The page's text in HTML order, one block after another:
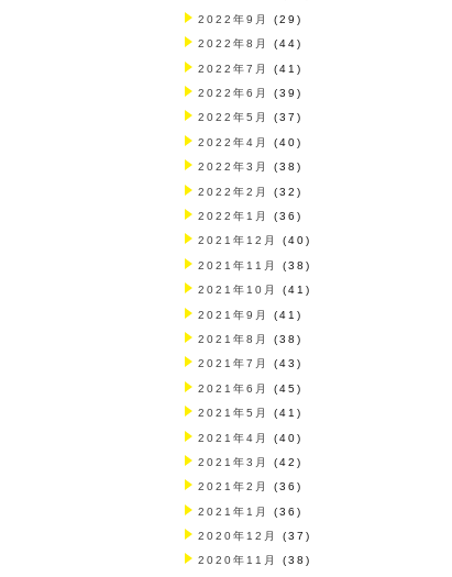
2022年9月 (29)
2022年8月 (44)
2022年7月 (41)
2022年6月 (39)
2022年5月 (37)
2022年4月 (40)
2022年3月 (38)
2022年2月 (32)
2022年1月 (36)
2021年12月 (40)
2021年11月 (38)
2021年10月 (41)
2021年9月 (41)
2021年8月 (38)
2021年7月 (43)
2021年6月 (45)
2021年5月 (41)
2021年4月 (40)
2021年3月 (42)
2021年2月 (36)
2021年1月 (36)
2020年12月 (37)
2020年11月 (38)